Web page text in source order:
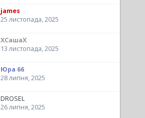
james
25 листопада, 2025
XСашаX
13 листопада, 2025
Юра 66
28 липня, 2025
DROSEL
26 липня, 2025